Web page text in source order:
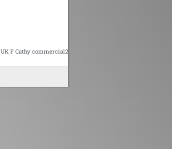
UK F Cathy commercial2